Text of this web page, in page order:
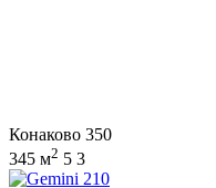
Конаково 350
345 м2 5 3